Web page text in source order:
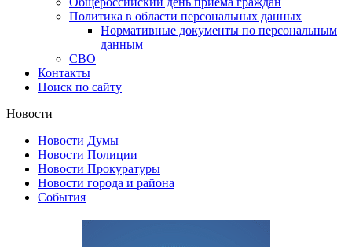
Политика в области персональных данных
Нормативные документы по персональным
данным
СВО
Контакты
Поиск по сайту
Новости
Новости Думы
Новости Полиции
Новости Прокуратуры
Новости города и района
События